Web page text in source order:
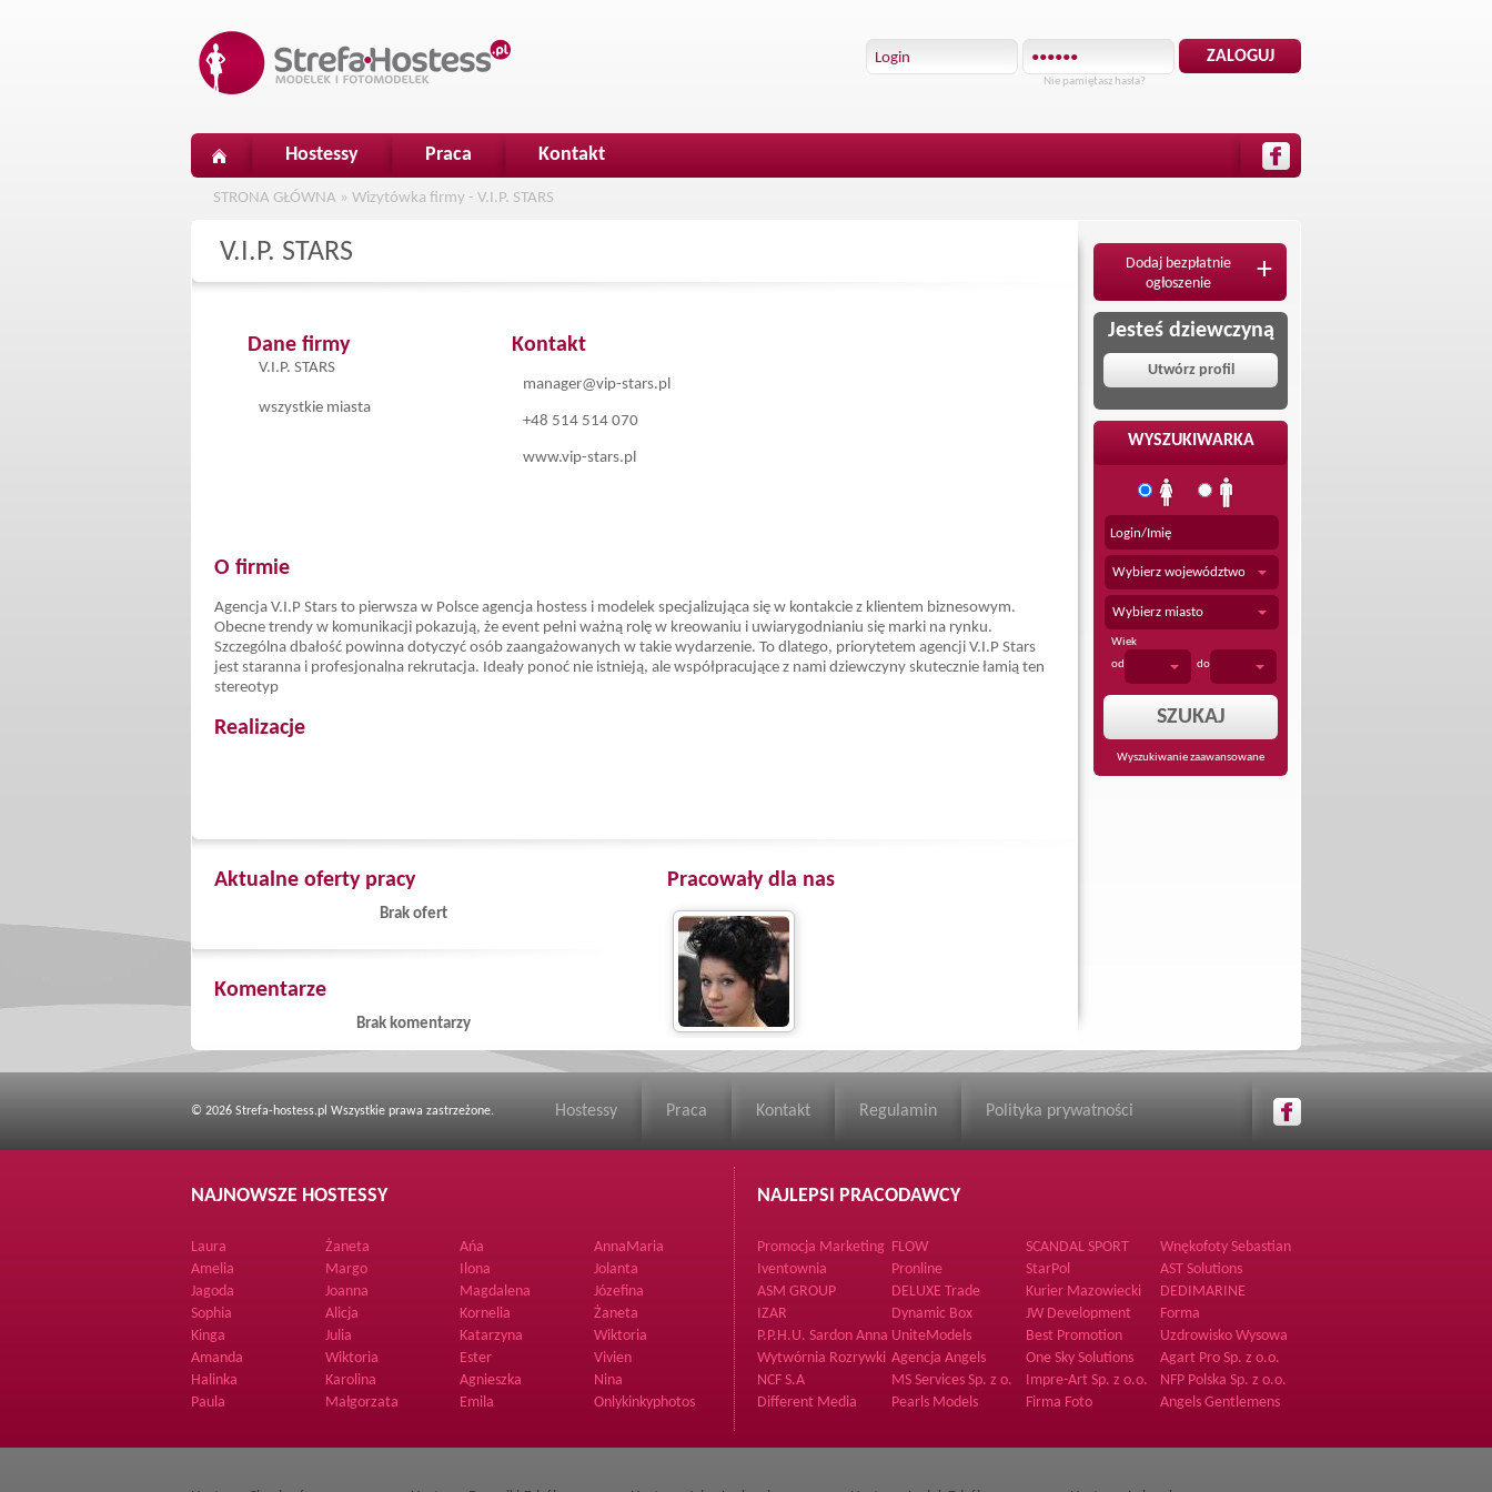
Nie pamiętasz hasła?
Hostessy Praca Kontakt
STRONA GŁÓWNA » Wizytówka firmy - V.I.P. STARS
V.I.P. STARS
Dane firmy
V.I.P. STARS
wszystkie miasta
Kontakt
manager@vip-stars.pl
+48 514 514 070
www.vip-stars.pl
O firmie
Agencja V.I.P Stars to pierwsza w Polsce agencja hostess i modelek specjalizująca się w kontakcie z klientem biznesowym.
Obecne trendy w komunikacji pokazują, że event pełni ważną rolę w kreowaniu i uwiarygodnianiu się marki na rynku.
Szczególna dbałość powinna dotyczyć osób zaangażowanych w takie wydarzenie. To dlatego, priorytetem agencji V.I.P Stars
jest staranna i profesjonalna rekrutacja. Ideały ponoć nie istnieją, ale współpracujące z nami dziewczyny skutecznie łamią ten
stereotyp
Realizacje
Aktualne oferty pracy
Brak ofert
Komentarze
Brak komentarzy
Pracowały dla nas
Dodaj bezpłatnie
ogłoszenie
+
Jesteś dziewczyną
Utwórz profil
WYSZUKIWARKA
Wybierz województwo
Wybierz miasto
Wiek
od
do
Wyszukiwanie zaawansowane
© 2026 Strefa-hostess.pl Wszystkie prawa zastrzeżone. Hostessy Praca Kontakt Regulamin Polityka prywatności
NAJNOWSZE HOSTESSY
Laura Żaneta Ańa
AnnaMaria
Amelia
Margo Ilona
Jolanta
Jagoda
Joanna Magdalena
Józefina
Sophia
Alicja Kornelia
Żaneta
Kinga
Julia Katarzyna
Wiktoria
Amanda
Wiktoria Ester
Vivien
Halinka
Karolina Agnieszka
Nina
Paula
Małgorzata Emila Onlykinkyphotos
NAJLEPSI PRACODAWCY
Promocja Marketing FLOW
Communication
SCANDAL SPORT
Wnękofoty Sebastian
Wnęk
Iventownia Pronline StarPol
AST Solutions
ASM GROUP
DELUXE Trade Kurier Mazowiecki
DEDIMARINE
IZAR
Dynamic Box JW Development
Forma
P.P.H.U. Sardon Anna
Jedlicka Tutaj
UniteModels Best Promotion
Uzdrowisko Wysowa
S.A.
Wytwórnia Rozrywki Agencja Angels One Sky Solutions
Agart Pro Sp. z o.o.
NCF S.A
MS Services Sp. z o.
o.
Impre-Art Sp. z o.o.
NFP Polska Sp. z o.o.
Different Media
Pearls Models
Firma Foto
Angels Gentlemens